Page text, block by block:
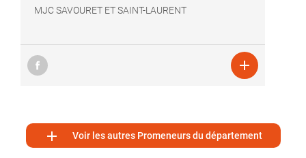
MJC SAVOURET ET SAINT-LAURENT

 Voir les autres Promeneurs du département